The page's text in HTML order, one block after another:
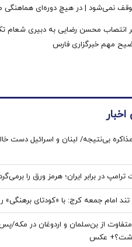
نمی‌شود | در هیچ دوره‌ای هماهنگی
در زمان صلح باشد؟
انتصاب محسن رضایی به دبیری شعام
مهم خبرگزاری فارس
مذاکره بی‌نتیجه/ لبنان و اسرائیل دست
در برابر ایران؛ هرمز ورق را
امام جمعه کرج: با «کودتای برهنگی»
از بن‌سلمان و اردوغان در مکه/
عکس